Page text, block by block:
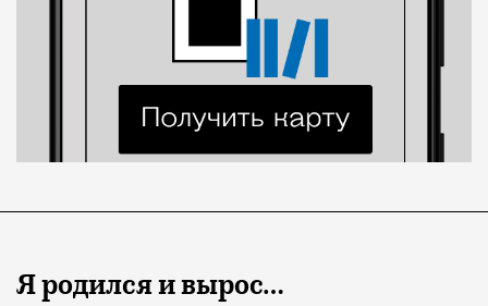
Я родился и вырос…